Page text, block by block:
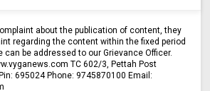
about the publication of content, they
regarding the content within the fixed period
can be addressed to our Grievance Officer.
TC 602/3, Pettah Post
695024 Phone: 9745870100 Email: